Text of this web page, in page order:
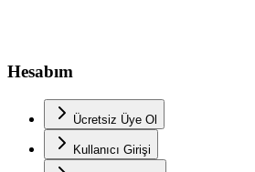
Hesabım
Ücretsiz Üye Ol
Kullanıcı Girişi